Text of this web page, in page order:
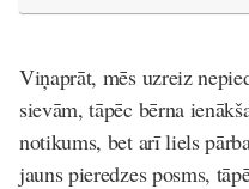
Viņaprāt, mēs uzreiz
sievām, tāpēc bērna
notikums, bet arī liels
jauns pieredzes posms,